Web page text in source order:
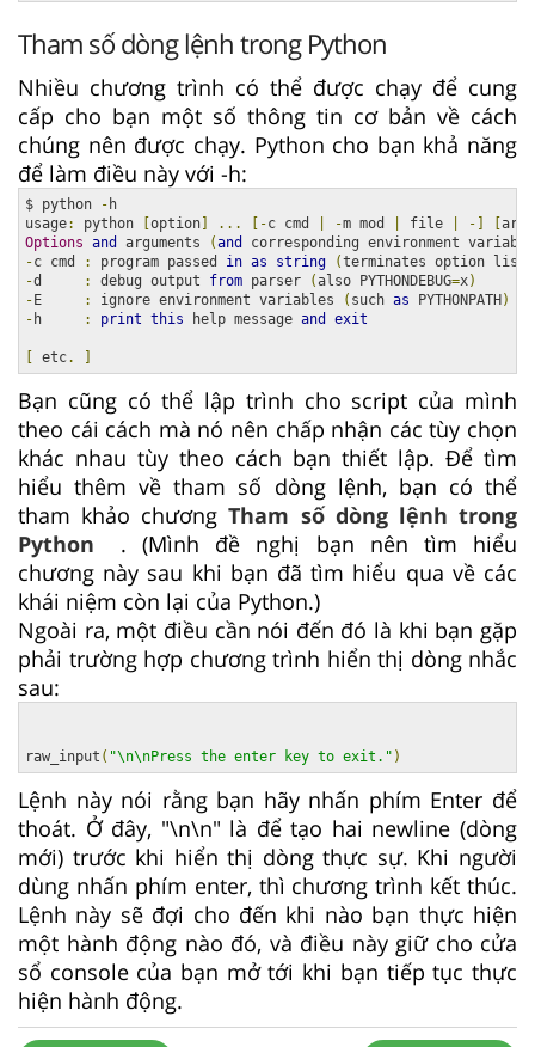
Tham số dòng lệnh trong Python
Nhiều chương trình có thể được chạy để cung
cấp cho bạn một số thông tin cơ bản về cách
chúng nên được chạy. Python cho bạn khả năng
để làm điều này với -h:
$ python - h
usage: python [option] ... [-c cmd -m mod file -] [arg
Options and arguments (and
corresponding environment
-c cmd : program passed in as string (terminates option list
-d : debug output from parser (also PYTHONDEBUG=x)
-E : ignore environment variables ( such as PYTHONPATH)
- h : print this help message and exit
[ etc. ]
Bạn cũng có thể lập trình cho script của mình
theo cái cách mà nó nên chấp nhận các tùy chọn
khác nhau tùy theo cách bạn thiết lập. Để tìm
hiểu thêm về tham số dòng lệnh, bạn có thể
tham khảo chươngTham số dòng lệnh trong
Python
. (Mình đề nghị bạn nên tìm hiểu
chương này sau khi bạn đã tìm hiểu qua về các
khái niệm còn lại của Python.)
Ngoài ra, một điều cần nói đến đó là khi bạn gặp
phải trường hợp chương trình hiển thị dòng nhắc
sau:
raw_input ( "\n\nPress the enter key to exit." )
Lệnh này nói rằng bạn hãy nhấn phím Enter để
thoát. Ở đây, "\n\n" là để tạo hai newline (dòng
mới) trước khi hiển thị dòng thực sự. Khi người
dùng nhấn phím enter, thì chương trình kết thúc.
Lệnh này sẽ đợi cho đến khi nào bạn thực hiện
một hành động nào đó, và điều này giữ cho cửa
sổ console của bạn mở tới khi bạn tiếp tục thực
hiện hành động.